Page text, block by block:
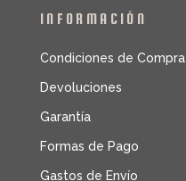
INFORMACIÓN
Condiciones de Compra
Devoluciones
Garantía
Formas de Pago
Gastos de Envío